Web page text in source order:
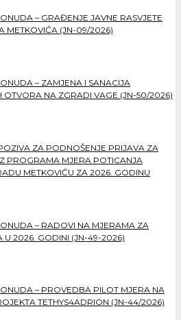
– GRAĐENJE JAVNE RASVJETE
METKOVIĆA (JN-09/2026)
– ZAMJENA I SANACIJA
OTVORA NA ZGRADI VAGE (JN-50/2026)
ZA PODNOŠENJE PRIJAVA ZA
PROGRAMA MJERA POTICANJA
METKOVIĆU ZA 2026. GODINU
– RADOVI NA MJERAMA ZA
U 2026. GODINI (JN-49-2026)
– PROVEDBA PILOT MJERA NA
TETHYS4ADRION (JN-44/2026)